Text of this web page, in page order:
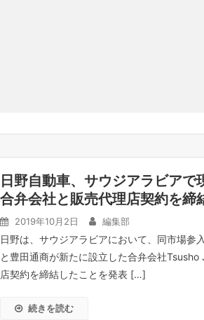
日野自動車、サウジアラビア
合弁会社と販売代理店契約を締
2019年10月2日 編集部
日野は、サウジアラビアにおいて、同市場
と豊田通商が新たに設立した合弁会社
店契約を締結したことを発表 […]
続きを読む